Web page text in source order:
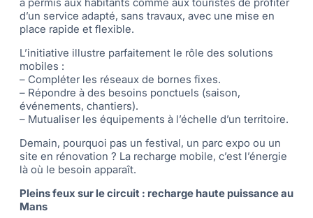
a permis aux habitants comme aux touristes de profiter
d’un service adapté, sans travaux, avec une mise en
place rapide et flexible.
L’initiative illustre parfaitement le rôle des solutions
mobiles :
– Compléter les réseaux de bornes fixes.
– Répondre à des besoins ponctuels (saison,
événements, chantiers).
– Mutualiser les équipements à l’échelle d’un territoire.
Demain, pourquoi pas un festival, un parc expo ou un
site en rénovation ? La recharge mobile, c’est l’énergie
là où le besoin apparaît.
Pleins feux sur le circuit : recharge haute puissance au
Mans